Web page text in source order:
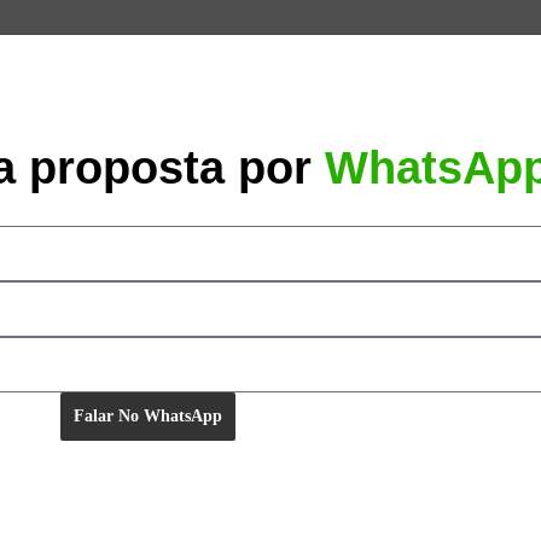
proposta por
Falar No WhatsApp